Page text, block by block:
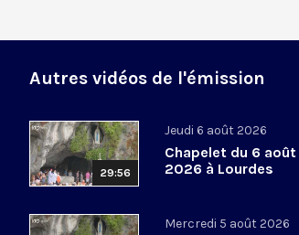
Autres vidéos de l'émission
29:56
Jeudi 6 août 2026
Chapelet du 6 août
2026 à Lourdes
Mercredi 5 août 2026